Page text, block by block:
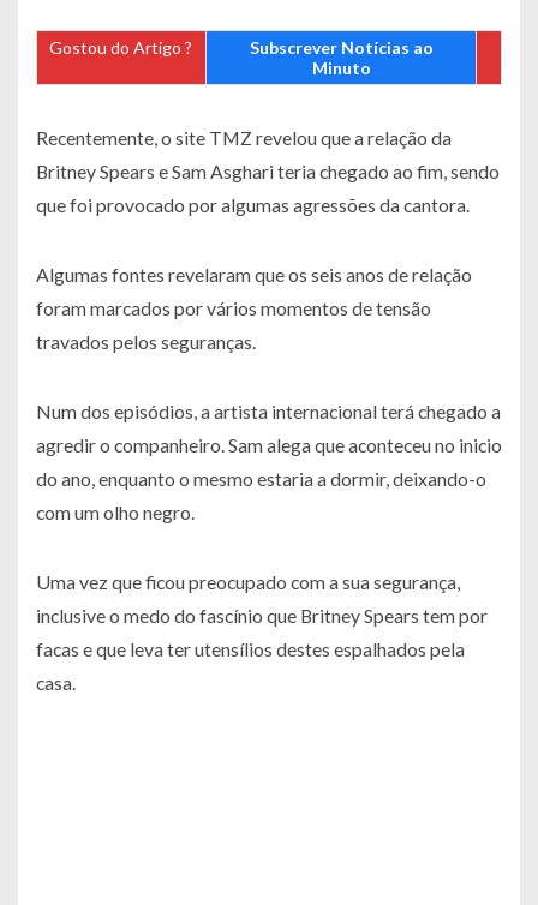
Gostou do Artigo ?
Subscrever Notícias ao
Minuto
Recentemente, o site TMZ revelou que a relação da
Britney Spears e Sam Asghari teria chegado ao fim, sendo
que foi provocado por algumas agressões da cantora.
Algumas fontes revelaram que os seis anos de relação
foram marcados por vários momentos de tensão
travados pelos seguranças.
Num dos episódios, a artista internacional terá chegado a
agredir o companheiro. Sam alega que aconteceu no inicio
do ano, enquanto o mesmo estaria a dormir, deixando-o
com um olho negro.
Uma vez que ficou preocupado com a sua segurança,
inclusive o medo do fascínio que Britney Spears tem por
facas e que leva ter utensílios destes espalhados pela
casa.